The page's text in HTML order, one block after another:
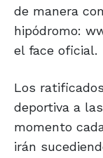
de manera
hipódromo:
el face oficial.
Los
deportiva a
momento
irán